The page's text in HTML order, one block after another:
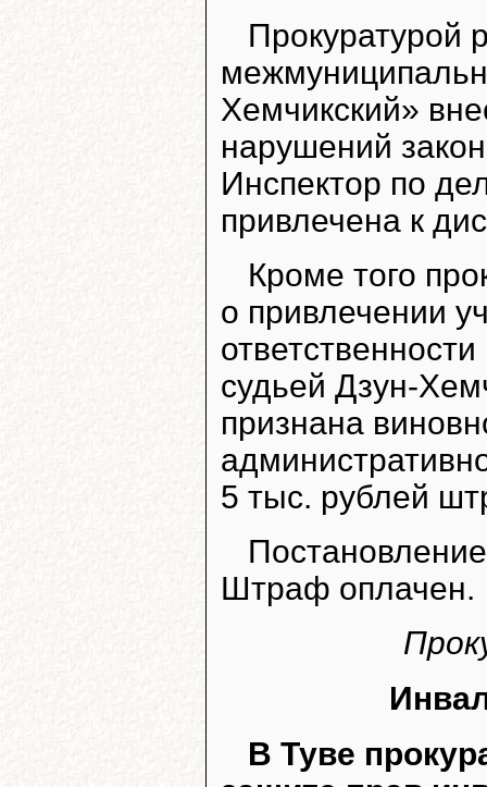
Прокуратурой
Хемчикский»
нарушений
Инспектор по
привлечена к
Кроме того
о привлечении
судьей Дзун-
признана
5 тыс. рублей
Штраф оплачен.
В Туве